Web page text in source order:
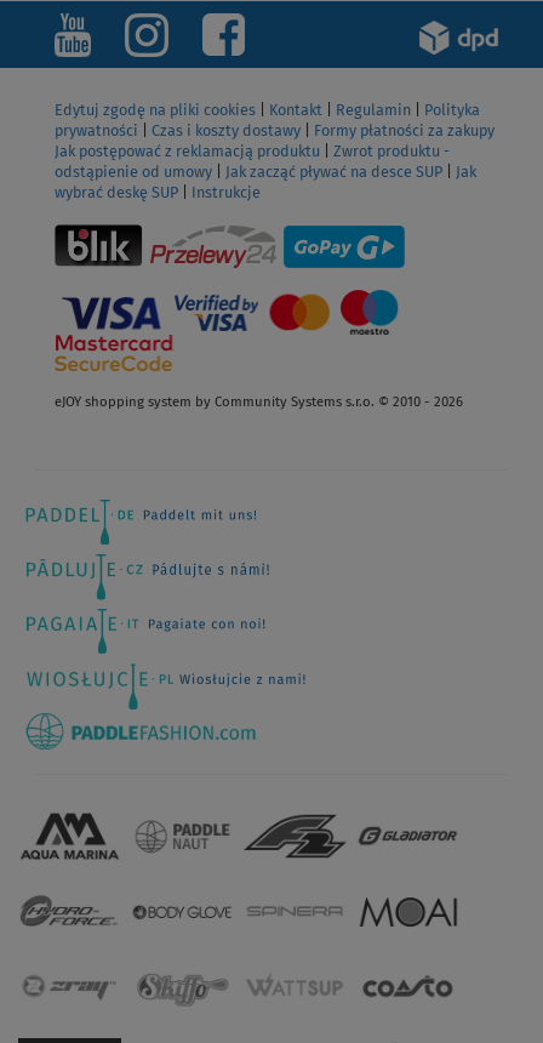
Edytuj zgodę na pliki cookies Kontakt Regulamin
Polityka
prywatności
Czas i koszty dostawy
Formy płatności za zakupy
Jak postępować z reklamacją produktu
Zwrot produktu -
odstąpienie od umowy
Jak zacząć pływać na desce SUP
Jak
wybrać deskę SUP
Instrukcje
eJOY shopping system by Community Systems s.r.o. © 2010 - 2026